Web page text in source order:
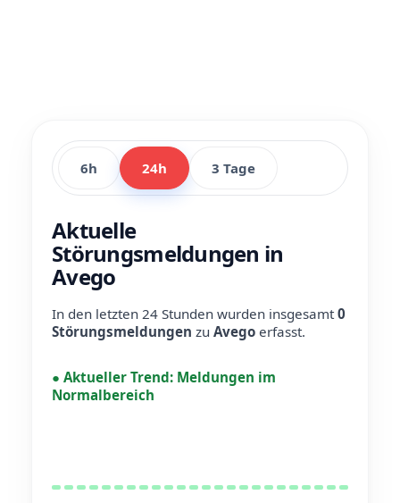
6h 24h 3 Tage
Aktuelle
Störungsmeldungen in
Avego
In den letzten 24 Stunden wurden insgesamt0
Störungsmeldungen zu Avego erfasst.
● Aktueller Trend: Meldungen im
Normalbereich